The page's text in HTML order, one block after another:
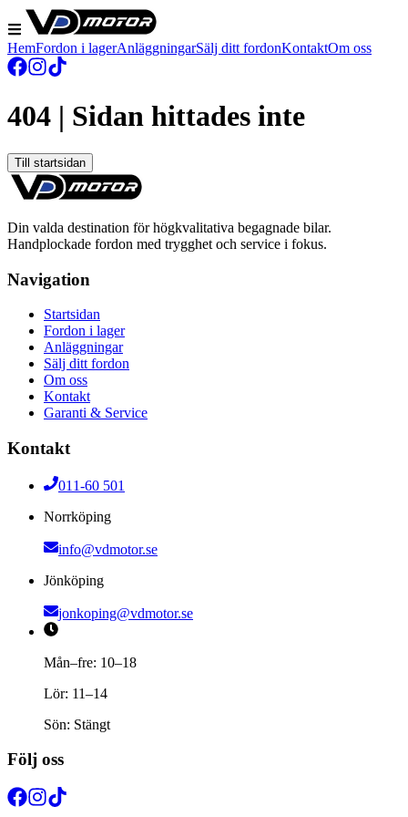
HemFordon i lagerAnläggningarSälj ditt fordonKontaktOm oss
404 | Sidan hittades inte
Till startsidan
Din valda destination för högkvalitativa begagnade bilar.
Handplockade fordon med trygghet och service i fokus.
Navigation
Startsidan
Fordon i lager
Anläggningar
Sälj ditt fordon
Om oss
Kontakt
Garanti & Service
Kontakt
011-60 501
Norrköping
info@vdmotor.se
Jönköping
jonkoping@vdmotor.se
Mån–fre: 10–18
Lör: 11–14
Sön: Stängt
Följ oss